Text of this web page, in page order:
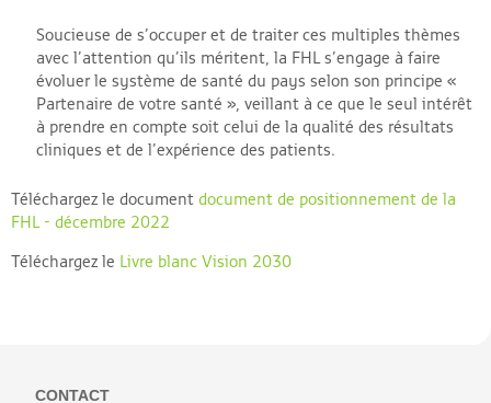
Soucieuse de s’occuper et de traiter ces multiples thèmes
avec l’attention qu’ils méritent, la FHL s’engage à faire
évoluer le système de santé du pays selon son principe «
Partenaire de votre santé », veillant à ce que le seul intérêt
à prendre en compte soit celui de la qualité des résultats
cliniques et de l’expérience des patients.
Téléchargez le document document de positionnement de la
FHL - décembre 2022
Téléchargez le Livre blanc Vision 2030
CONTACT